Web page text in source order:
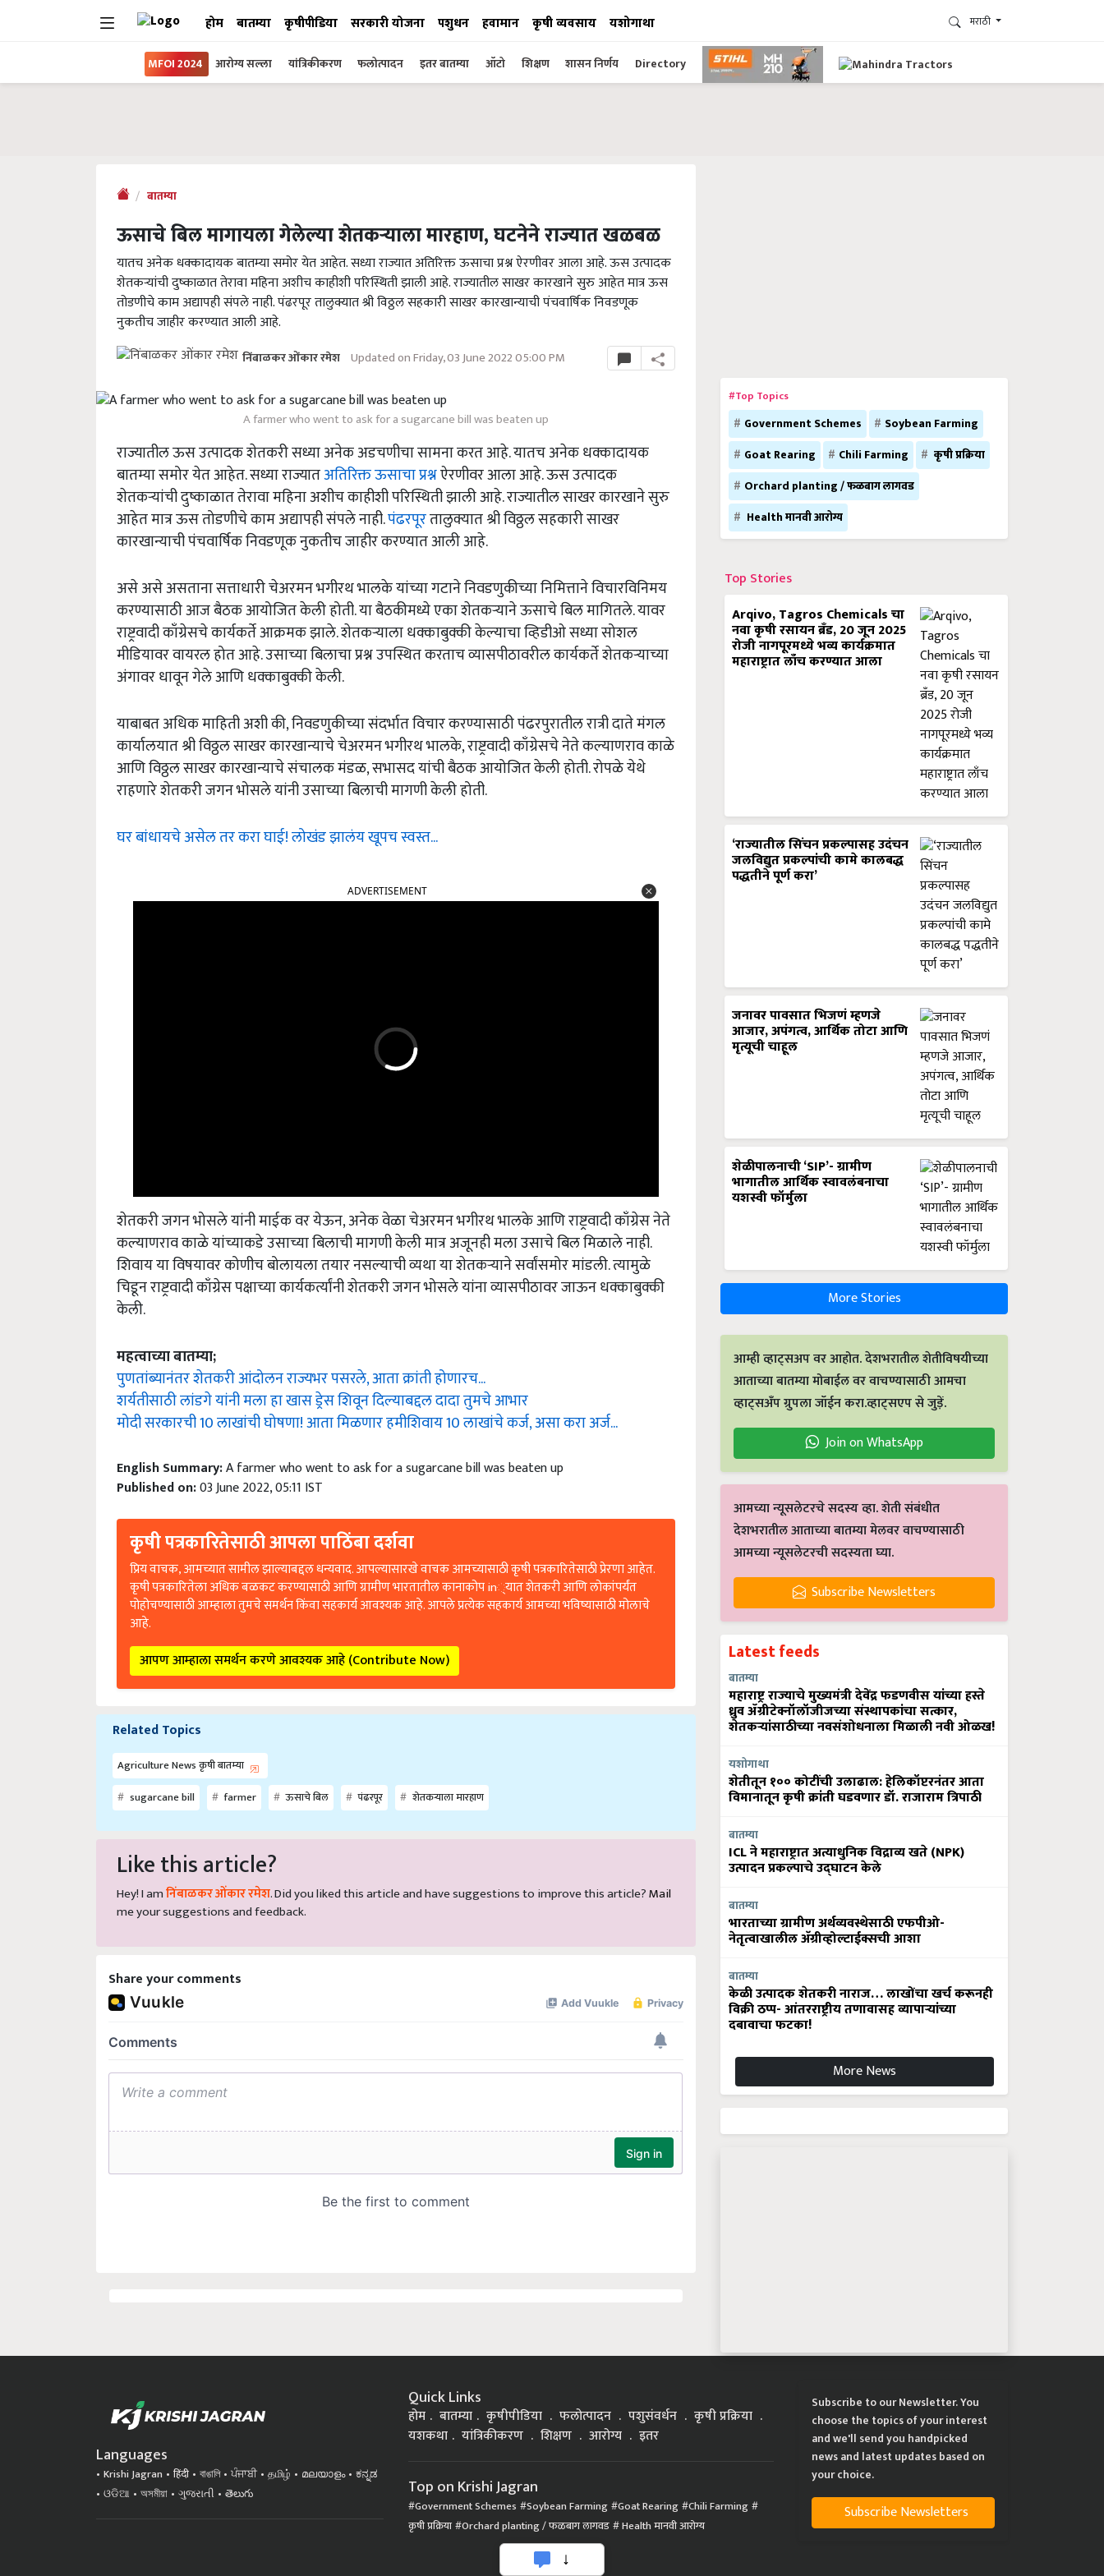
होम बातम्या कृषीपीडिया सरकारी योजना पशुधन हवामान कृषी व्यवसाय यशोगाथा मराठी
MFOI 2024 आरोग्य सल्ला यांत्रिकीकरण फलोत्पादन इतर बातम्या ऑटो शिक्षण शासन निर्णय Directory
बातम्या
ऊसाचे बिल मागायला गेलेल्या शेतकऱ्याला मारहाण, घटनेने राज्यात खळबळ
यातच अनेक धक्कादायक बातम्या समोर येत आहेत. सध्या राज्यात अतिरिक्त ऊसाचा प्रश्न ऐरणीवर आला आहे. ऊस उत्पादक
शेतकऱ्यांची दुष्काळात तेरावा महिना अशीच काहीशी परिस्थिती झाली आहे. राज्यातील साखर कारखाने सुरु आहेत मात्र ऊस
तोडणीचे काम अद्यापही संपले नाही. पंढरपूर तालुक्यात श्री विठ्ठल सहकारी साखर कारखान्याची पंचवार्षिक निवडणूक
नुकतीच जाहीर करण्यात आली आहे.
निंबाळकर ओंकार रमेश Updated on Friday, 03 June 2022 05:00 PM
A farmer who went to ask for a sugarcane bill was beaten up
राज्यातील ऊस उत्पादक शेतकरी सध्या अनेक अडचणीचा सामना करत आहे. यातच अनेक धक्कादायक
बातम्या समोर येत आहेत. सध्या राज्यातअतिरिक्त ऊसाचा प्रश्नऐरणीवर आला आहे. ऊस उत्पादक
शेतकऱ्यांची दुष्काळात तेरावा महिना अशीच काहीशी परिस्थिती झाली आहे. राज्यातील साखर कारखाने सुरु
आहेत मात्र ऊस तोडणीचे काम अद्यापही संपले नाही.पंढरपूरतालुक्यात श्री विठ्ठल सहकारी साखर
कारखान्याची पंचवार्षिक निवडणूक नुकतीच जाहीर करण्यात आली आहे.
असे असे असताना सत्ताधारी चेअरमन भगीरथ भालके यांच्या गटाने निवडणुकीच्या निमित्ताने विचारविनिमय
करण्यासाठी आज बैठक आयोजित केली होती. या बैठकीमध्ये एका शेतकऱ्याने ऊसाचे बिल मागितले. यावर
राष्ट्रवादी काँग्रेसचे कार्यकर्ते आक्रमक झाले. शेतकऱ्याला धक्काबुक्की केल्याचा व्हिडीओ सध्या सोशल
मीडियावर वायरल होत आहे. उसाच्या बिलाचा प्रश्न उपस्थित करताच व्यासपीठावरील कार्यकर्ते शेतकऱ्याच्या
अंगावर धावून गेले आणि धक्काबुक्की केली.
याबाबत अधिक माहिती अशी की, निवडणुकीच्या संदर्भात विचार करण्यासाठी पंढरपुरातील रात्री दाते मंगल
कार्यालयात श्री विठ्ठल साखर कारखान्याचे चेअरमन भगीरथ भालके, राष्ट्रवादी काँग्रेसचे नेते कल्याणराव काळे
आणि विठ्ठल साखर कारखान्याचे संचालक मंडळ, सभासद यांची बैठक आयोजित केली होती. रोपळे येथे
राहणारे शेतकरी जगन भोसले यांनी उसाच्या बिलाची मागणी केली होती.
घर बांधायचे असेल तर करा घाई! लोखंड झालंय खूपच स्वस्त...
शेतकरी जगन भोसले यांनी माईक वर येऊन, अनेक वेळा चेअरमन भगीरथ भालके आणि राष्ट्रवादी काँग्रेस नेते
कल्याणराव काळे यांच्याकडे उसाच्या बिलाची मागणी केली मात्र अजूनही मला उसाचे बिल मिळाले नाही.
शिवाय या विषयावर कोणीच बोलायला तयार नसल्याची व्यथा या शेतकऱ्याने सर्वांसमोर मांडली. त्यामुळे
चिडून राष्ट्रवादी काँग्रेस पक्षाच्या कार्यकर्त्यांनी शेतकरी जगन भोसले यांना व्यासपीठावर जाऊन धक्काबुक्की
केली.
महत्वाच्या बातम्या;
पुणतांब्यानंतर शेतकरी आंदोलन राज्यभर पसरले, आता क्रांती होणारच...
शर्यतीसाठी लांडगे यांनी मला हा खास ड्रेस शिवून दिल्याबद्दल दादा तुमचे आभार
मोदी सरकारची 10 लाखांची घोषणा! आता मिळणार हमीशिवाय 10 लाखांचे कर्ज, असा करा अर्ज...
English Summary: A farmer who went to ask for a sugarcane bill was beaten up
Published on:03 June 2022, 05:11 IST
कृषी पत्रकारितेसाठी आपला पाठिंबा दर्शवा
प्रिय वाचक, आमच्यात सामील झाल्याबद्दल धन्यवाद. आपल्यासारखे वाचक आमच्यासाठी कृषी पत्रकारितेसाठी प्रेरणा आहेत.
कृषी पत्रकारितेला अधिक बळकट करण्यासाठी आणि ग्रामीण भारतातील कानाकोप in्यात शेतकरी आणि लोकांपर्यंत
पोहोचण्यासाठी आम्हाला तुमचे समर्थन किंवा सहकार्य आवश्यक आहे. आपले प्रत्येक सहकार्य आमच्या भविष्यासाठी मोलाचे
आहे.
आपण आम्हाला समर्थन करणे आवश्यक आहे (Contribute Now)
Related Topics
Agriculture News कृषी बातम्या
sugarcane bill
farmer ऊसाचे बिल पंढरपूर शेतकऱ्याला मारहाण
Like this article?
Hey! I am निंबाळकर ओंकार रमेश . Did you liked this article and have suggestions to improve this article? Mail
me your suggestions and feedback.
Share your comments
#Top Topics
Government Schemes
Soybean Farming
Goat Rearing
Chili Farming
कृषी प्रक्रिया
Orchard planting / फळबाग लागवड
Health मानवी आरोग्य
Top Stories
Arqivo, Tagros Chemicals चा
नवा कृषी रसायन ब्रँड, 20 जून 2025
रोजी नागपूरमध्ये भव्य कार्यक्रमात
महाराष्ट्रात लाँच करण्यात आला
‘राज्यातील सिंचन प्रकल्पासह उदंचन
जलविद्युत प्रकल्पांची कामे कालबद्ध
पद्धतीने पूर्ण करा’
जनावर पावसात भिजणं म्हणजे
आजार, अपंगत्व, आर्थिक तोटा आणि
मृत्यूची चाहूल
शेळीपालनाची ‘SIP’- ग्रामीण
भागातील आर्थिक स्वावलंबनाचा
यशस्वी फॉर्मुला
More Stories
आम्ही व्हाट्सअप वर आहोत. देशभरातील शेतीविषयीच्या
आताच्या बातम्या मोबाईल वर वाचण्यासाठी आमचा
व्हाट्सअँप ग्रुपला जॉईन करा.व्हाट्सएप से जुड़ें.
Join on WhatsApp
आमच्या न्यूसलेटरचे सदस्य व्हा. शेती संबंधीत
देशभरातील आताच्या बातम्या मेलवर वाचण्यासाठी
आमच्या न्यूसलेटरची सदस्यता घ्या.
Subscribe Newsletters
Latest feeds
बातम्या
महाराष्ट्र राज्याचे मुख्यमंत्री देवेंद्र फडणवीस यांच्या हस्ते
ध्रुव ॲग्रीटेक्नॉलॉजीजच्या संस्थापकांचा सत्कार,
शेतकऱ्यांसाठीच्या नवसंशोधनाला मिळाली नवी ओळख!
यशोगाथा
शेतीतून १०० कोटींची उलाढाल: हेलिकॉप्टरनंतर आता
विमानातून कृषी क्रांती घडवणार डॉ. राजाराम त्रिपाठी
बातम्या
ICL ने महाराष्ट्रात अत्याधुनिक विद्राव्य खते (NPK)
उत्पादन प्रकल्पाचे उद्घाटन केले
बातम्या
भारताच्या ग्रामीण अर्थव्यवस्थेसाठी एफपीओ-
नेतृत्वाखालील अ‍ॅग्रीव्होल्टाईक्सची आशा
बातम्या
केळी उत्पादक शेतकरी नाराज… लाखोंचा खर्च करूनही
विक्री ठप्प- आंतरराष्ट्रीय तणावासह व्यापाऱ्यांच्या
दबावाचा फटका!
More News
Languages
Krishi Jagran हिंदी বাঙালি ਪੰਜਾਬੀ தமிழ் മലയാളം
ಕನ್ನಡ
ଓଡିଆ
অসমীয়া ગુજરાતી తెలుగు
Quick Links
होम बातम्या कृषीपीडिया फलोत्पादन पशुसंवर्धन
कृषी प्रक्रिया
यशकथा
यांत्रिकीकरण शिक्षण आरोग्य इतर
Top on Krishi Jagran
Government Schemes Soybean Farming Goat Rearing Chili Farming
कृषी प्रक्रिया Orchard planting / फळबाग लागवड Health मानवी आरोग्य
Subscribe to our Newsletter. You
choose the topics of your interest
and we'll send you handpicked
news and latest updates based on
your choice.
Subscribe Newsletters